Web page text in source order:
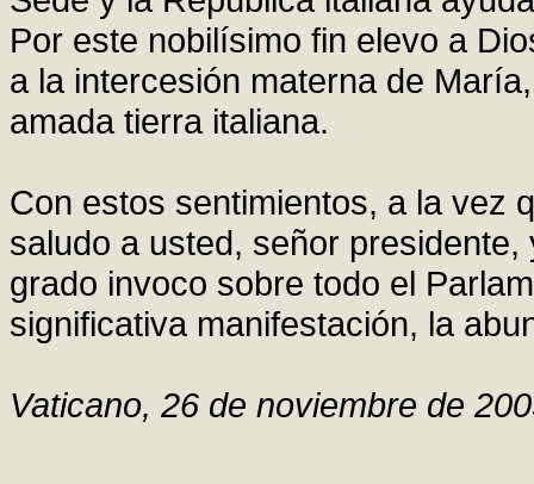
Por este nobilísimo fin elevo a
a la intercesión materna de
amada tierra italiana.
Con estos sentimientos, a la vez
saludo a usted, señor
grado invoco sobre todo el
significativa manifestación, la
Vaticano, 26 de noviembre de